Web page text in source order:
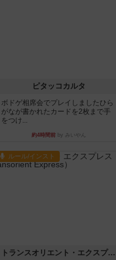
ピタッコカルタ
ボドゲ相席会でプレイしましたひら
がなが書かれたカードを2枚まで手
をつけ...
約4時間前by みいやん
ルール/インスト
トランスオリエント・エクスプレス